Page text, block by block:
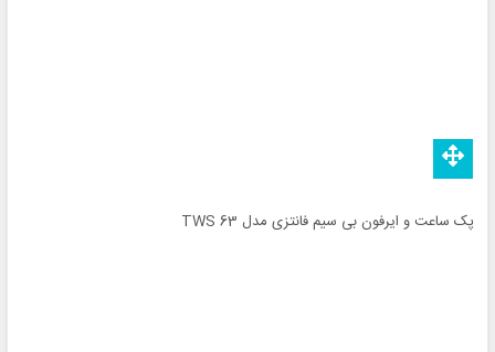
پک ساعت و ایرفون بی سیم فانتزی مدل TWS 63